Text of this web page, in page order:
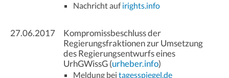
Nachricht aufirights.info
27.06.2017
Kompromissbeschluss der
Regierungsfraktionen zur Umsetzung
des Regierungsentwurfs eines
UrhGWissG (urheber.info)
Meldung beitagesspiegel.de